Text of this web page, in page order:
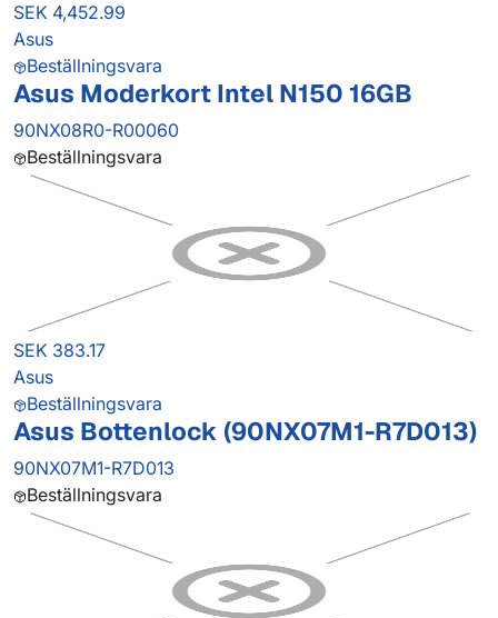
SEK 4,452.99
Asus
Beställningsvara
Asus Moderkort Intel N150 16GB
90NX08R0-R00060
Beställningsvara
SEK 383.17
Asus
Beställningsvara
Asus Bottenlock (90NX07M1-R7D013)
90NX07M1-R7D013
Beställningsvara